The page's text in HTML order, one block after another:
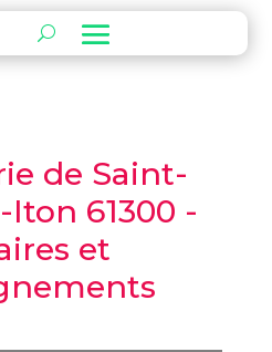
de Saint-
61300 -
et